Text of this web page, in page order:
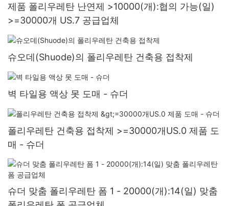
제품 폴리우레탄 난연제 >10000(개):협의 가능(일)
>=30000개 US.7 공급업체
슈오데(Shuode)의 폴리우레탄 건축용 접착제
벽 타일용 액상 못 도매 - 슈더
폴리우레탄 건축용 접착제 >=30000개US.0 제품 도
매 - 슈더
슈더 맞춤 폴리우레탄 폼 1 - 20000(개):14(일) 맞춤